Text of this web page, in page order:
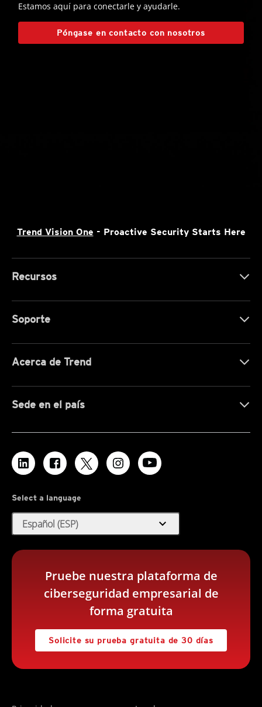
Estamos aquí para conectarle y ayudarle.
Póngase en contacto con nosotros
Trend Vision One - Proactive Security Starts Here
Recursos
Soporte
Acerca de Trend
Sede en el país
Select a language
Español (ESP) expand_more
Pruebe nuestra plataforma de
ciberseguridad empresarial de
forma gratuita
Solicite su prueba gratuita de 30 días